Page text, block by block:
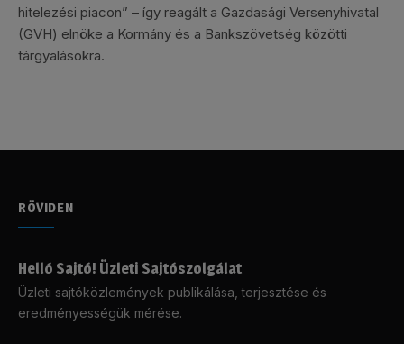
hitelezési piacon” – így reagált a Gazdasági Versenyhivatal
(GVH) elnöke a Kormány és a Bankszövetség közötti
tárgyalásokra.
RÖVIDEN
Helló Sajtó! Üzleti Sajtószolgálat
Üzleti sajtóközlemények publikálása, terjesztése és
eredményességük mérése.